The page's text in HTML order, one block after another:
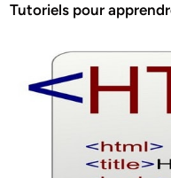
Tutoriels pour